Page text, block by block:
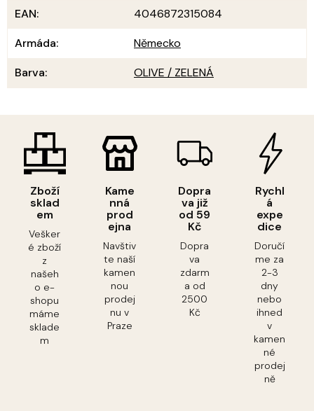
Zboží
sklad
em
Vešker
é zboží
z
našeh
o e-
shopu
máme
sklade
m
Kame
nná
prod
ejna
Navštiv
te naší
kamen
nou
prodej
nu v
Praze
Dopra
va již
od 59
Kč
Dopra
va
zdarm
a od
2500
Kč
Rychl
á
expe
dice
Doručí
me za
2-3
dny
nebo
ihned
v
kamen
né
prodej
ně
EAN:
4046872315084
Armáda:
Německo
Barva: OLIVE / ZELENÁ